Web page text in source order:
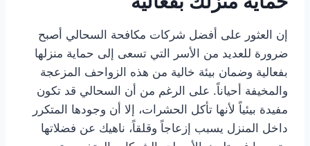
إن العثور على أفضل شركات مكافحة السحالي أصبح
ضرورة للعديد من الأسر التي تسعى إلى حماية منزلها
بفعالية وضمان بيئة خالية من هذه الزواحف المزعجة
والمخيفة أحياناً. على الرغم من أن السحالي قد تكون
مفيدة بيئياً لأنها تأكل الحشرات، إلا أن وجودها المتكرر
داخل المنزل يسبب إزعاجاً وقلقاً، ناهيك عن فضلاتها